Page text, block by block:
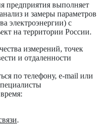
предприятия выполняет
и замеры параметров
электроэнергии) с
на территории России.
измерений, точек
и отдаленности
по телефону, e-mail или
.